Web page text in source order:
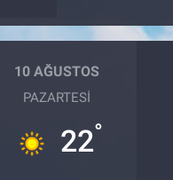
10 AĞUSTOS
PAZARTESI
22°